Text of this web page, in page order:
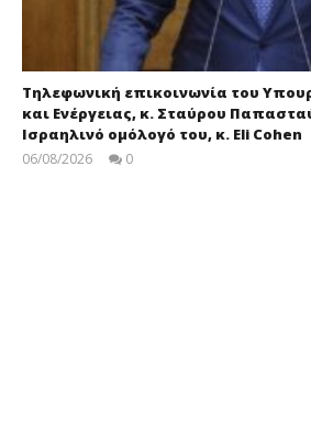
Τηλεφωνική επικοινωνία του
και Ενέργειας, κ. Σταύρου
Ισραηλινό ομόλογό του, κ. Eli Cohen
06/08/2026 0